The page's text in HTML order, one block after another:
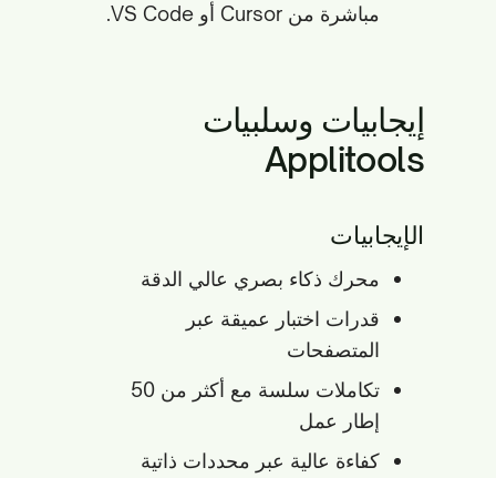
مباشرة من Cursor أو VS Code.
إيجابيات وسلبيات
Applitools
الإيجابيات
محرك ذكاء بصري عالي الدقة
قدرات اختبار عميقة عبر
المتصفحات
تكاملات سلسة مع أكثر من 50
إطار عمل
كفاءة عالية عبر محددات ذاتية